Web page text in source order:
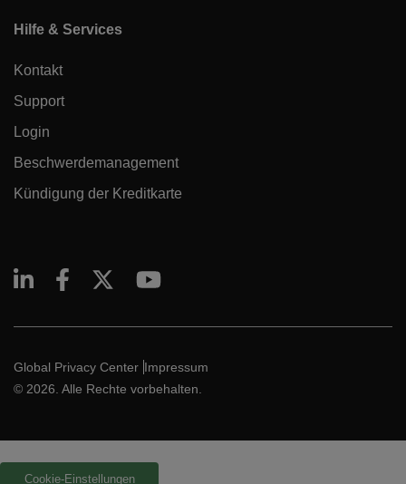
Hilfe & Services
Kontakt
Support
Login
Beschwerdemanagement
Kündigung der Kreditkarte
Global Privacy Center Impressum
© 2026. Alle Rechte vorbehalten.
Cookie-Einstellungen